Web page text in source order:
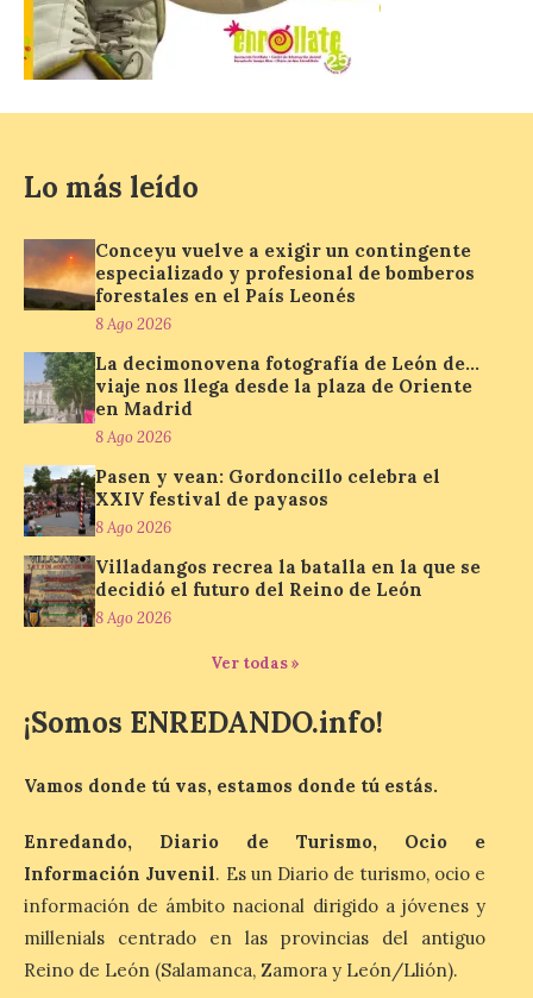
La decimonovena
fotografía de León de…
plaza de Oriente en
8 Ago 2026
Nueva edición de León
de…viaje. Una iniciativa
organizado por la sección
juvenil de la Asociación
Enróllate, la Asociación
Conceyu País Llionés y el Diario de
Turismo, Ocio e Información para
jóvenes “Enredando.info”. Pilar Aller Aller
nos envía la décimo […]
Los minerales y sus usos
más comunes centran la
nueva exposición del
Museo de la Siderurgia y
la Minería de Sabero
La exposición que se
media de la mañana,
durante la ‘Feria de
León’, podrá visitarse hasta finales del
mes de noviembre, con […]
La Bañeza inicia sus
fiestas con el pregón a
Lo más leído
Conceyu vuelve a exigir un contingente
especializado y profesional de bomberos
forestales en el País Leonés
8 Ago 2026
La decimonovena fotografía de León de…
viaje nos llega desde la plaza de Oriente
en Madrid
8 Ago 2026
Pasen y vean: Gordoncillo celebra el
XXIV festival de payasos
8 Ago 2026
Villadangos recrea la batalla en la que se
decidió el futuro del Reino de León
8 Ago 2026
Ver todas »
¡Somos ENREDANDO.info!
Vamos donde tú vas, estamos donde tú estás.
Enredando, Diario de Turismo, Ocio e
Información Juvenil. Es un Diario de turismo, ocio e
información de ámbito nacional dirigido a jóvenes y
millenials centrado en las provincias del antiguo
Reino de León (Salamanca, Zamora y León/Llión).